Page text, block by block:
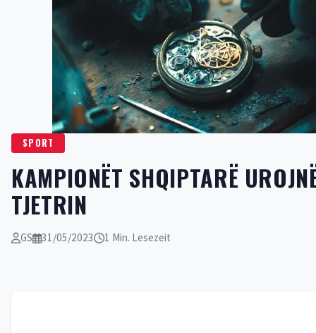
SPORT
KAMPIONËT SHQIPTARË
TJETRIN
GS 31/05/2023 1 Min. Lesezeit